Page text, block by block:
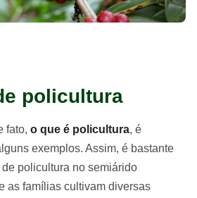
policultura
fato, o que é policultura, é
exemplos. Assim, é bastante
policultura no semiárido
as famílias cultivam diversas